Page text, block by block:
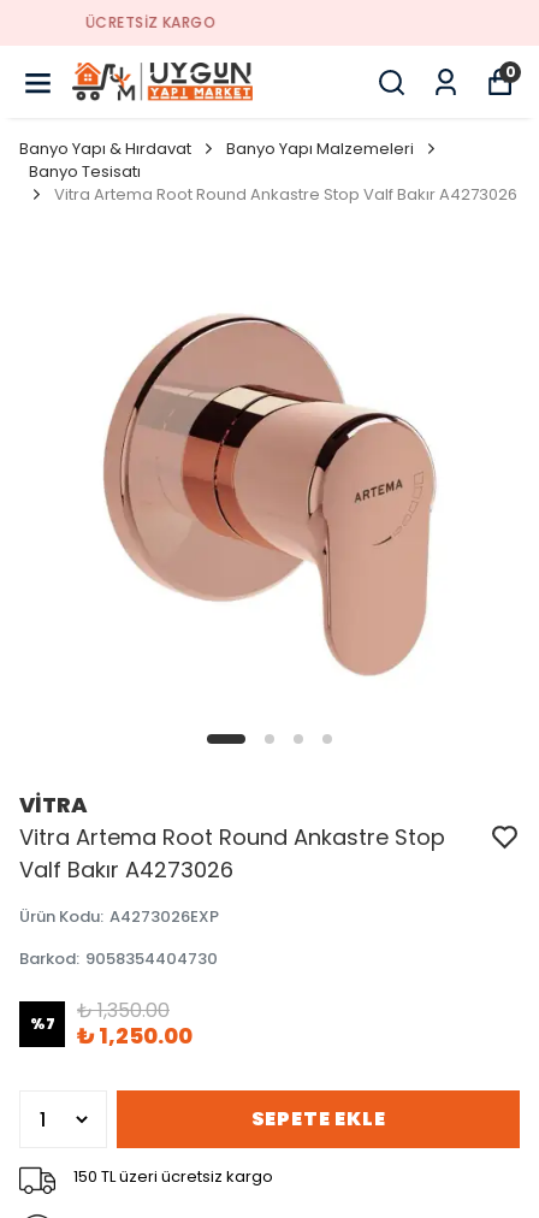
YENI SEZON ÜRÜNLER
0
Banyo Yapı & Hırdavat
Banyo Yapı Malzemeleri
Banyo Tesisatı
Vitra Artema Root Round Ankastre Stop Valf Bakır A4273026
VİTRA
Vitra Artema Root Round Ankastre Stop
Valf Bakır A4273026
Ürün Kodu: A4273026EXP
Barkod: 9058354404730
%7 ₺ 1,350.00
₺ 1,250.00
SEPETE EKLE
150 TL üzeri ücretsiz kargo